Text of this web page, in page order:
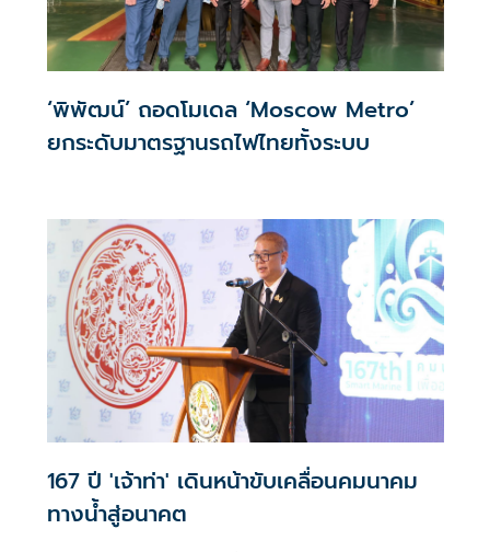
‘พิพัฒน์’ ถอดโมเดล ‘Moscow Metro’
ยกระดับมาตรฐานรถไฟไทยทั้งระบบ
167 ปี 'เจ้าท่า' เดินหน้าขับเคลื่อนคมนาคม
ทางน้ำสู่อนาคต